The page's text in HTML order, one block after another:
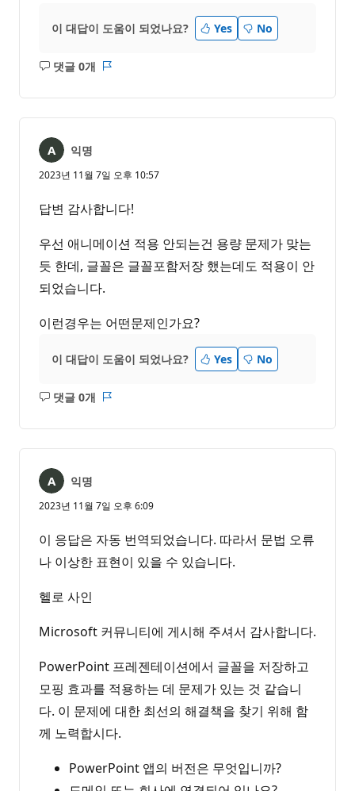
이 대답이 도움이 되었나요? Yes No
댓글 0개
설
음
익명
2023년 11월 7일 오후 10:57
답변 감사합니다!
우선 애니메이션 적용 안되는건 용량 문제가 맞는
듯 한데, 글꼴은 글꼴포함저장 했는데도 적용이 안
되었습니다.
이런경우는 어떤문제인가요?
이 대답이 도움이 되었나요? Yes No
댓글 0개
설
음
익명
2023년 11월 7일 오후 6:09
이 응답은 자동 번역되었습니다. 따라서 문법 오류
나 이상한 표현이 있을 수 있습니다.
헬로 사인
Microsoft 커뮤니티에 게시해 주셔서 감사합니다.
PowerPoint 프레젠테이션에서 글꼴을 저장하고
모핑 효과를 적용하는 데 문제가 있는 것 같습니
다. 이 문제에 대한 최선의 해결책을 찾기 위해 함
께 노력합시다.
PowerPoint 앱의 버전은 무엇입니까?